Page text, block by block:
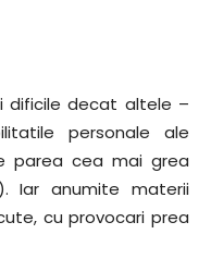
dificile decat altele –
personale ale
parea cea mai grea
Iar anumite materii
cu provocari prea